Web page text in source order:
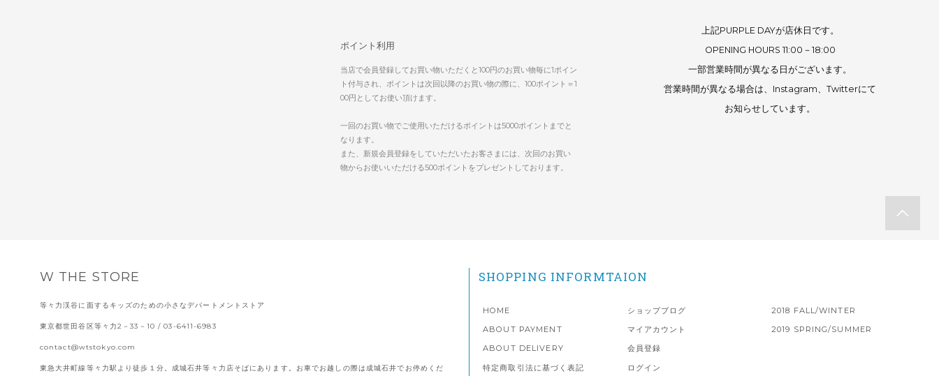
ポイント利用
当店で会員登録してお買い物いただくと100円のお買い物毎に1ポイン
ト付与され、ポイントは次回以降のお買い物の際に、100ポイント＝1
00円としてお使い頂けます。
一回のお買い物でご使用いただけるポイントは5000ポイントまでと
なります。
また、新規会員登録をしていただいたお客さまには、次回のお買い
物からお使いいただける500ポイントをプレゼントしております。
上記PURPLE DAYが店休日です。
OPENING HOURS 11:00－18:00
一部営業時間が異なる日がございます。
営業時間が異なる場合は、Instagram、Twitterにて
お知らせしています。
W THE STORE
等々力渓谷に面するキッズのための小さなデパートメントストア
東京都世田谷区等々力2－33－10 / 03-6411-6983
contact@wtstokyo.com
東急大井町線等々力駅より徒歩１分。成城石井等々力店そばにあります。お車でお越しの際は成城石井でお停めくだ
SHOPPING INFORMTAION
HOME
ABOUT PAYMENT
ABOUT DELIVERY
特定商取引法に基づく表記
ショップブログ
マイアカウント
会員登録
ログイン
2018 FALL/WINTER
2019 SPRING/SUMMER